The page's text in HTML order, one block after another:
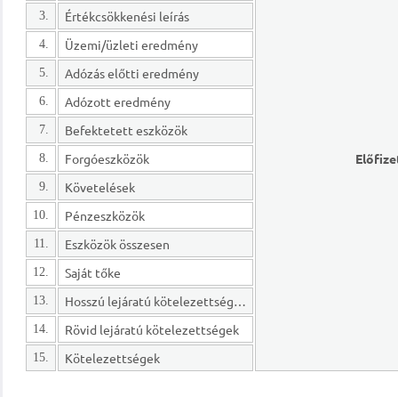
3. Értékcsökkenési leírás
4. Üzemi/üzleti eredmény
5. Adózás előtti eredmény
6. Adózott eredmény
7. Befektetett eszközök
8. Forgóeszközök
9. Követelések
10. Pénzeszközök
11. Eszközök összesen
12. Saját tőke
13. Hosszú lejáratú kötelezettségek
14. Rövid lejáratú kötelezettségek
15. Kötelezettségek